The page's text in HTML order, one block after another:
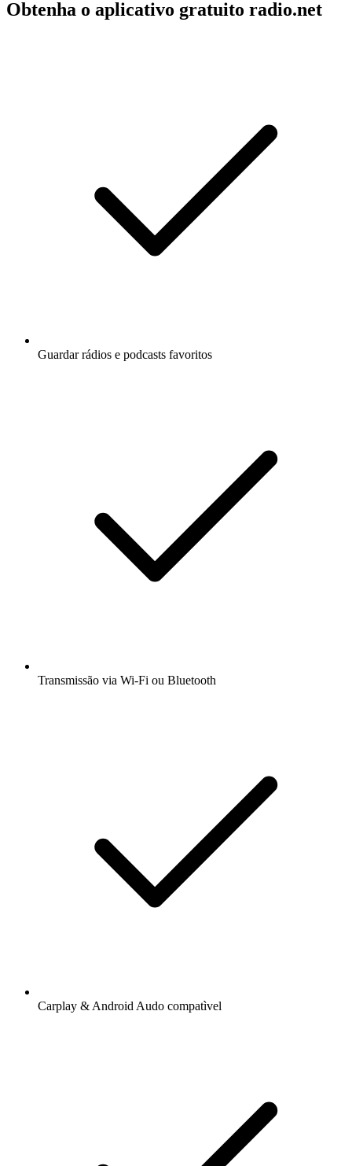
Obtenha o aplicativo gratuito radio.net
Guardar rádios e podcasts favoritos
Transmissão via Wi-Fi ou Bluetooth
Carplay & Android Audo compatìvel